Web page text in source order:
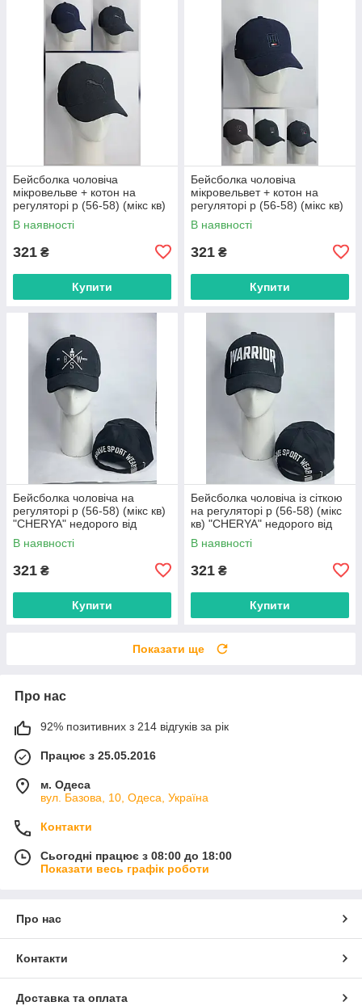
Бейсболка чоловіча
мікровельве + котон на
регуляторі р (56-58) (мікс кв)
"CHERYA" недорого від
прямого постачальника
В наявності
321 ₴
Купити
Бейсболка чоловіча
мікровельвет + котон на
регуляторі р (56-58) (мікс кв)
"CHERYA" недорого від
прямого постачальника
В наявності
321 ₴
Купити
Бейсболка чоловіча на
регуляторі р (56-58) (мікс кв)
"CHERYA" недорого від
прямого постачальника
В наявності
321 ₴
Купити
Бейсболка чоловіча із сіткою
на регуляторі р (56-58) (мікс
кв) "CHERYA" недорого від
прямого постачальника
В наявності
321 ₴
Купити
Показати ще
Про нас
92% позитивних з 214 відгуків за рік
Працює з 25.05.2016
м. Одеса
вул. Базова, 10, Одеса, Україна
Контакти
Сьогодні працює з 08:00 до 18:00
Показати весь графік роботи
Про нас
Контакти
Доставка та оплата